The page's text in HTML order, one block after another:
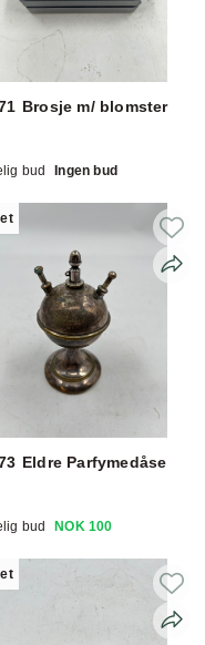
Brosje m/ blomster
bud Ingen bud
Eldre Parfymedåse
bud NOK 100